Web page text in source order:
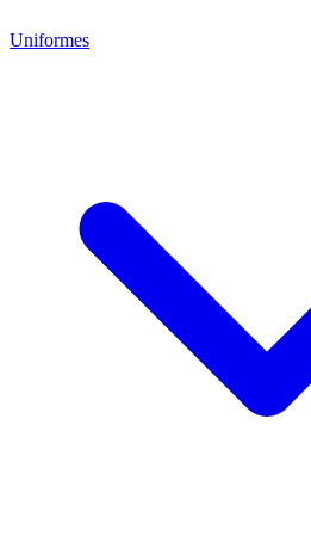
Uniformes